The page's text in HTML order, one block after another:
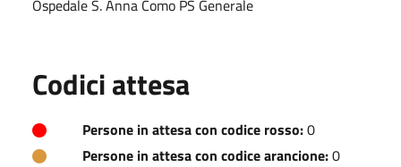
Ospedale S. Anna Como PS Generale
Codici attesa
Persone in attesa con codice rosso:0
Persone in attesa con codice arancione:0